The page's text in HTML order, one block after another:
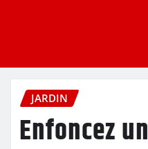
JARDIN
Enfoncez